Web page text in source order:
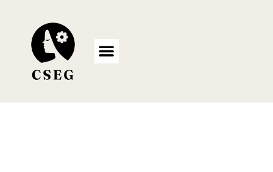
contenido